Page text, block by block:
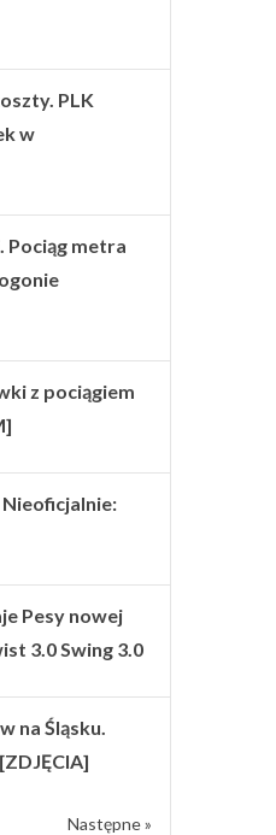
PLK
w
Pociąg metra
z pociągiem
Nieoficjalnie:
Pesy nowej
3.0 Swing 3.0
na Śląsku.
Następne »